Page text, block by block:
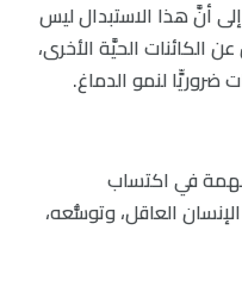
أنَّ هذا الاستبدال ليس
الكائنات الحيَّة الأخرى،
لنمو الدماغ.
مهمة في اكتساب
العاقل، وتوسُّعه،